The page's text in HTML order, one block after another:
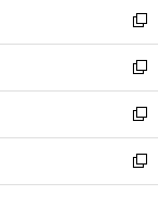
く
で
開
く
ド
ウ
で
開
く
い
ウ
ィ
ン
ド
ウ
で
開
新
し
い
ウ
ィ
ン
ド
ウ
新
し
い
ウ
ィ
ン
新
し
い
ウ
新
し